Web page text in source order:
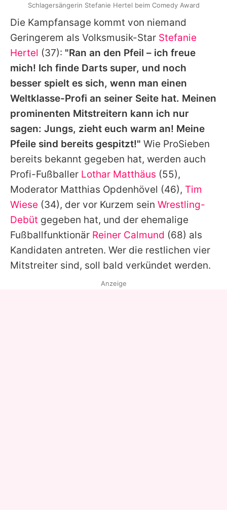
Die Kampfansage kommt von niemand
Geringerem als Volksmusik-Star Stefanie
Hertel (37): "Ran an den Pfeil – ich freue
mich! Ich finde Darts super, und noch
besser spielt es sich, wenn man einen
Weltklasse-Profi an seiner Seite hat. Meinen
prominenten Mitstreitern kann ich nur
sagen: Jungs, zieht euch warm an! Meine
Pfeile sind bereits gespitzt!" Wie ProSieben
bereits bekannt gegeben hat, werden auch
Profi-Fußballer Lothar Matthäus (55),
Moderator Matthias Opdenhövel (46), Tim
Wiese (34), der vor Kurzem sein Wrestling-
Debüt gegeben hat, und der ehemalige
Fußballfunktionär Reiner Calmund (68) als
Kandidaten antreten. Wer die restlichen vier
Mitstreiter sind, soll bald verkündet werden.
Schlagersängerin Stefanie Hertel beim Comedy Award
Anzeige